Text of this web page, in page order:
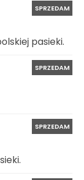
SPRZEDAM
pasieki.
SPRZEDAM
SPRZEDAM